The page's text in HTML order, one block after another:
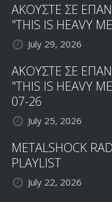
ΑΚΟΥΣΤΕ ΣΕ
"THIS IS HEAVY
July 29, 2026
ΑΚΟΥΣΤΕ ΣΕ
"THIS IS HEAVY
07-26
July 25, 2026
METALSHOCK
PLAYLIST
July 22, 2026